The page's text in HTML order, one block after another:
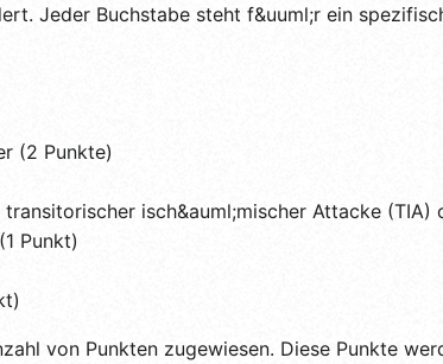
Jeder Buchstabe steht f&uuml;r ein
(2 Punkte)
isch&auml;mischer Attacke
Punkt)
von Punkten zugewiesen. Diese Punkte